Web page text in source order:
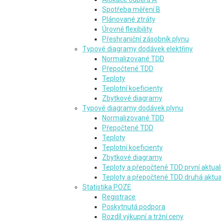
Spotřeba měření B
Plánované ztráty
Úrovně flexibility
Přeshraniční zásobník plynu
Typové diagramy dodávek elektřiny
Normalizované TDD
Přepočtené TDD
Teploty
Teplotní koeficienty
Zbytkové diagramy
Typové diagramy dodávek plynu
Normalizované TDD
Přepočtené TDD
Teploty
Teplotní koeficienty
Zbytkové diagramy
Teploty a přepočtené TDD první
Teploty a přepočtené TDD druhá
Statistika POZE
Registrace
Poskytnutá podpora
Rozdíl výkupní a tržní ceny